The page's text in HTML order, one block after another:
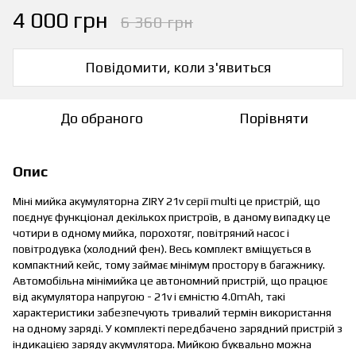
4 000 грн 6 360 грн
Повідомити, коли з'явиться
До обраного Порівняти
Опис
Міні мийка акумуляторна ZIRY 21v серії multi це пристрій, що
поєднує функціонал декількох пристроїв, в даному випадку це
чотири в одному мийка, порохотяг, повітряний насос і
повітродувка (холодний фен). Весь комплект вміщується в
компактний кейс, тому займає мінімум простору в багажнику.
Автомобільна мінімийка це автономний пристрій, що працює
від акумулятора напругою - 21v і ємністю 4.0mAh, такі
характеристики забезпечують тривалий термін використання
на одному заряді. У комплекті передбачено зарядний пристрій з
індикацією заряду акумулятора. Мийкою буквально можна